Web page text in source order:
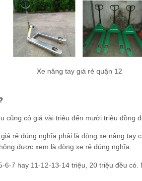
Xe nâng tay giá rẻ quận 12
cũng có giá vài triệu đến mười triệu đồng
rẻ đúng nghĩa phải là dòng xe nâng tay
được xem là dòng xe rẻ đúng nghĩa.
6-7 hay 11-12-13-14 triệu, 20 triệu đều